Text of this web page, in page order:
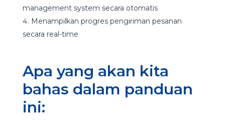
management system secara otomatis
Menampilkan progres pengiriman pesanan
secara real-time
Apa yang akan kita
bahas dalam panduan
ini: